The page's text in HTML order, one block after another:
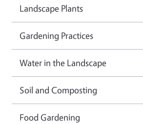
Landscape Plants
Gardening Practices
Water in the Landscape
Soil and Composting
Food Gardening